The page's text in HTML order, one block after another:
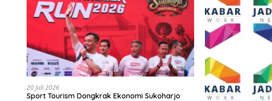
20 Juli 2026
Sport Tourism Dongkrak Ekonomi Sukoharjo